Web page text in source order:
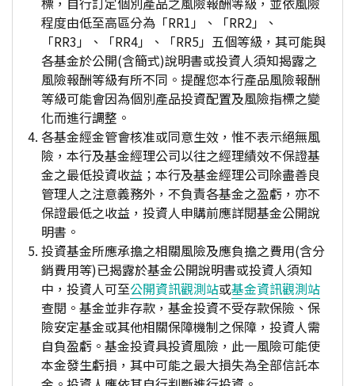
程度由低至高區分為「RR1」、「RR2」、
「RR3」、「RR4」、「RR5」五個等級，其可能與
各基金於公開(含簡式)說明書或投資人須知揭露之
風險報酬等級有所不同。提醒您本行產品風險報酬
等級可能會因為個別產品投資配置及風險指標之變
化而進行調整。
各基金經金管會核准或同意生效，惟不表示絕無風
險，本行及基金經理公司以往之經理績效不保證基
金之最低投資收益；本行及基金經理公司除盡善良
管理人之注意義務外，不負責各基金之盈虧，亦不
保證最低之收益，投資人申購前應詳閱基金公開說
明書。
投資基金所應承擔之相關風險及應負擔之費用(含分
銷費用等)已揭露於基金公開說明書或投資人須知
中，投資人可至公開資訊觀測站或基金資訊觀測站
查閱。基金並非存款，基金投資不受存款保險、保
險安定基金或其他相關保障機制之保障，投資人需
自負盈虧。基金投資具投資風險，此一風險可能使
本金發生虧損，其中可能之最大損失為全部信託本